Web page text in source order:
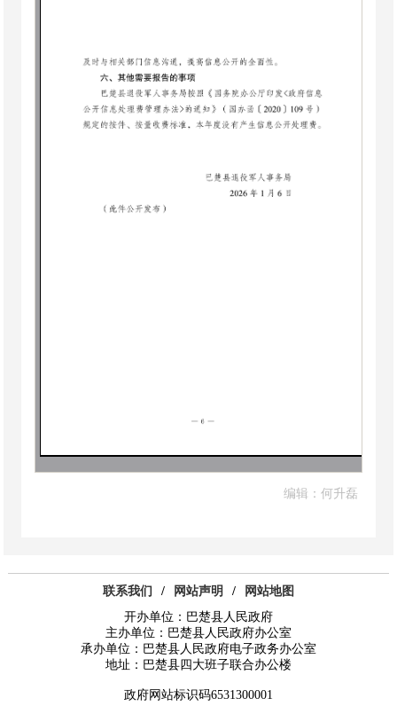
编辑：何升磊
联系我们 / 网站声明 /
网站地图
开办单位：巴楚县人民政府
主办单位：巴楚县人民政府办公室
承办单位：巴楚县人民政府电子政务办公室
地址：巴楚县四大班子联合办公楼
政府网站标识码6531300001